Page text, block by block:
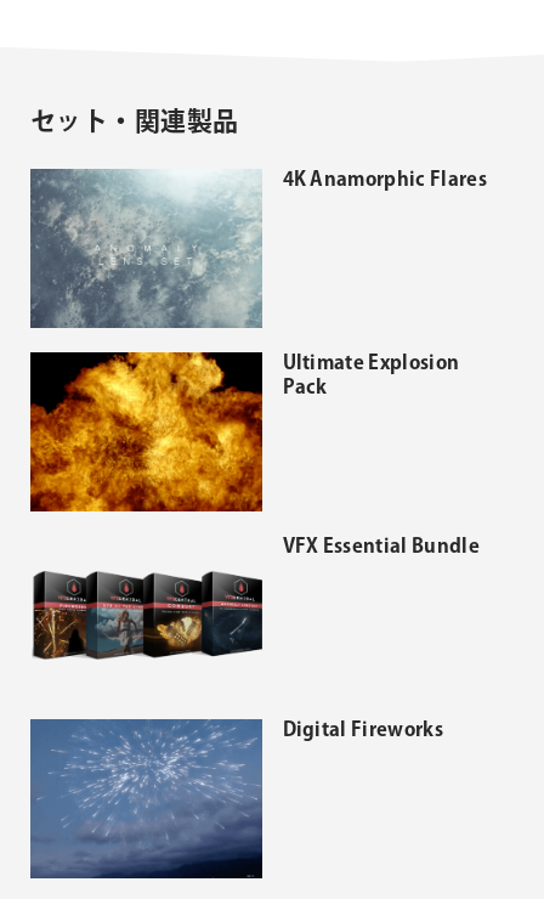
セット・関連製品
4K Anamorphic Flares
Ultimate Explosion
Pack
VFX Essential Bundle
Digital Fireworks